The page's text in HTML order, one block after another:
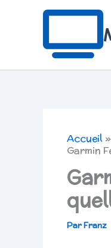
Accueil
Garmin
ParFranz